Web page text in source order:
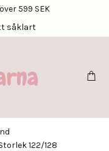
599 SEK
såklart
122/128